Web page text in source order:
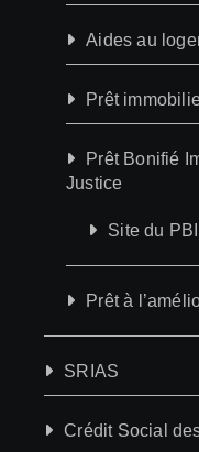
Aides au
Prêt
Prêt Bonifié
Justice
Site du
Prêt à
SRIAS
Crédit Social